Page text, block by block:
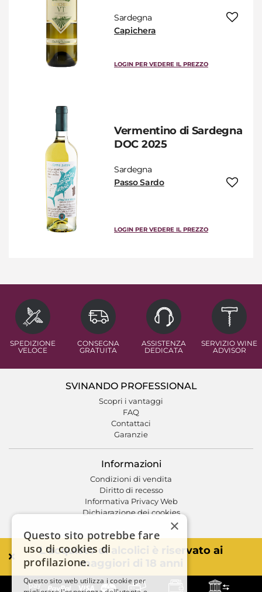
Sardegna
Capichera
LOGIN PER VEDERE IL PREZZO
Vermentino di Sardegna
DOC 2025
Sardegna
Passo Sardo
LOGIN PER VEDERE IL PREZZO
SPEDIZIONE
VELOCE
CONSEGNA
GRATUITA
ASSISTENZA
DEDICATA
SERVIZIO WINE
ADVISOR
SVINANDO PROFESSIONAL
Scopri i vantaggi
FAQ
Contattaci
Garanzie
Informazioni
Condizioni di vendita
Diritto di recesso
Informativa Privacy Web
Dichiarazione dei cookies
L'acquisto di alcolici è riservato ai
maggiori di 18 anni
×
Questo sito potrebbe fare
uso di cookies di
profilazione.
Questo sito web utilizza i cookie per